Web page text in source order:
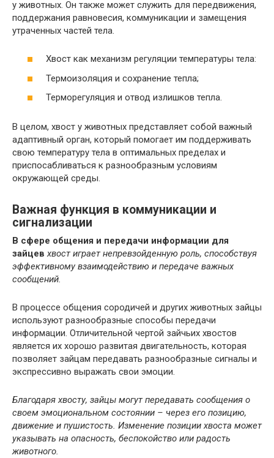
у животных. Он также может служить для передвижения,
поддержания равновесия, коммуникации и замещения
утраченных частей тела.
Хвост как механизм регуляции температуры тела:
Термоизоляция и сохранение тепла;
Терморегуляция и отвод излишков тепла.
В целом, хвост у животных представляет собой важный
адаптивный орган, который помогает им поддерживать
свою температуру тела в оптимальных пределах и
приспосабливаться к разнообразным условиям
окружающей среды.
Важная функция в коммуникации и
сигнализации
В сфере общения и передачи информации для
зайцев хвост играет непревзойденную роль, способствуя
эффективному взаимодействию и передаче важных
сообщений.
В процессе общения сородичей и других животных зайцы
используют разнообразные способы передачи
информации. Отличительной чертой зайчьих хвостов
является их хорошо развитая двигательность, которая
позволяет зайцам передавать разнообразные сигналы и
экспрессивно выражать свои эмоции.
Благодаря хвосту, зайцы могут передавать сообщения о
своем эмоциональном состоянии – через его позицию,
движение и пушистость. Изменение позиции хвоста может
указывать на опасность, беспокойство или радость
животного.